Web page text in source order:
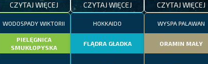
CZYTAJ WIĘCEJ CZYTAJ WIĘCEJ CZYTAJ WIĘCEJ
WODOSPADY WIKTORII
PIELĘGNICA
SMUKŁOPYSKA
HOKKAIDO
FLĄDRA GŁADKA
WYSPA PALAWAN
ORAMIN MAŁY